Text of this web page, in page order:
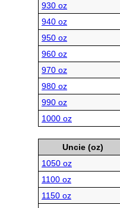
930 oz
940 oz
950 oz
960 oz
970 oz
980 oz
990 oz
1000 oz
Uncie (oz)
1050 oz
1100 oz
1150 oz